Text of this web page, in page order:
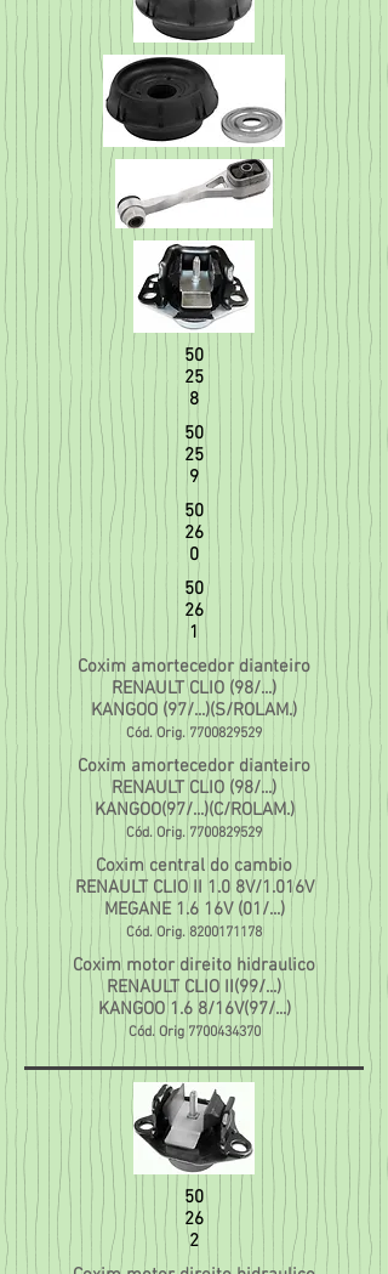
50
25
8
50
25
9
50
26
0
50
26
1
Coxim amortecedor dianteiro
RENAULT CLIO (98/...)
KANGOO (97/...)(S/ROLAM.)
Cód. Orig. 7700829529
Coxim amortecedor dianteiro
RENAULT CLIO (98/...)
KANGOO(97/...)(C/ROLAM.)
Cód. Orig. 7700829529
Coxim central do cambio
RENAULT CLIO II 1.0 8V/1.016V
MEGANE 1.6 16V (01/...)
Cód. Orig. 8200171178
Coxim motor direito hidraulico
RENAULT CLIO II(99/...)
KANGOO 1.6 8/16V(97/...)
Cód. Orig 7700434370
50
26
2